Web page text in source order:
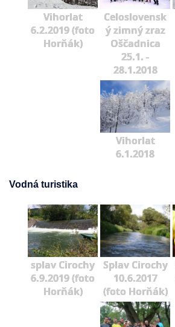
Vihorlat
6.2.2019 (foto
Horňák)
Celoslovensk
ý zimný zraz
Oščadnica
25.1. -
28.1.2018
Vihorlat
6.1.2018
Vodná turistika
splav Cirochy
6.9.2019 (foto
Horňák)
Splav Cirochy
10.6.2017
(foto Horňák)